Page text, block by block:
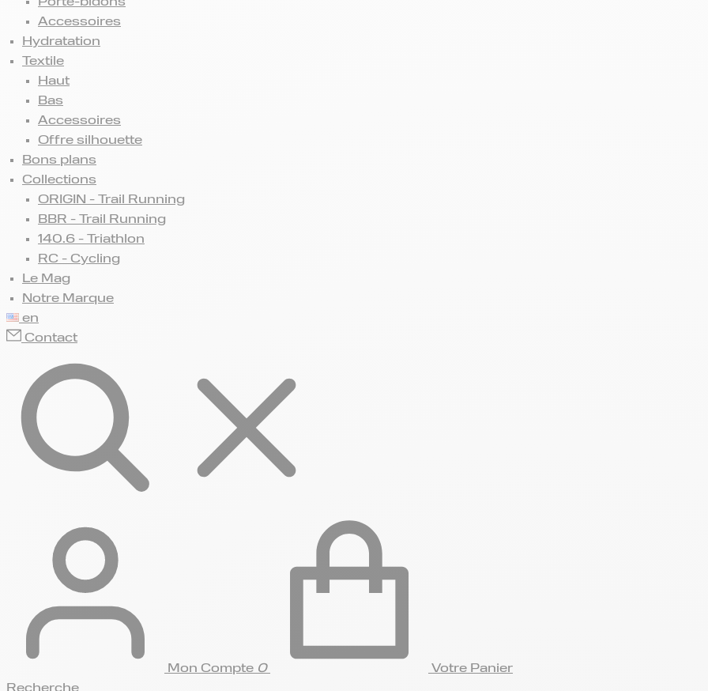
Accessoires
Hydratation
Textile
Haut
Bas
Accessoires
Offre silhouette
Bons plans
Collections
ORIGIN - Trail Running
BBR - Trail Running
140.6 - Triathlon
RC - Cycling
Le Mag
Notre Marque
en
Contact
Mon Compte 0
Votre Panier